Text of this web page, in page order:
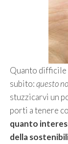
Quanto difficile
subito:questo
stuzzicarvi un
porti a tenere
quanto
della